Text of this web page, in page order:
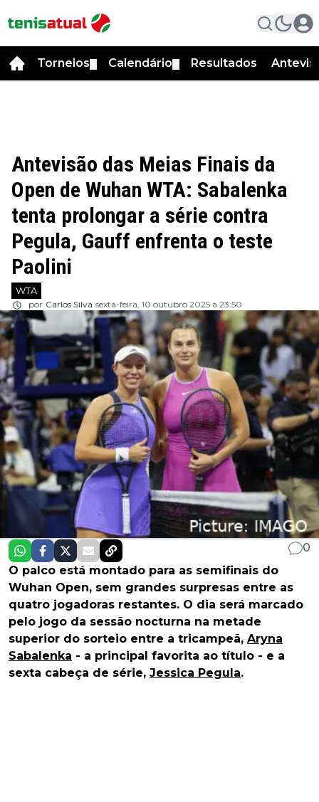
Torneios Calendário Resultados
Antevisão das Meias Finais da
Open de Wuhan WTA: Sabalenka
tenta prolongar a série contra
Pegula, Gauff enfrenta o teste
Paolini
WTA
por Carlos Silva sexta-feira, 10 outubro 2025 a 23:50
0
O palco está montado para as semifinais do
Wuhan Open, sem grandes surpresas entre as
quatro jogadoras restantes. O dia será marcado
pelo jogo da sessão nocturna na metade
superior do sorteio entre a tricampeã, Aryna
Sabalenka - a principal favorita ao título - e a
sexta cabeça de série, Jessica Pegula.